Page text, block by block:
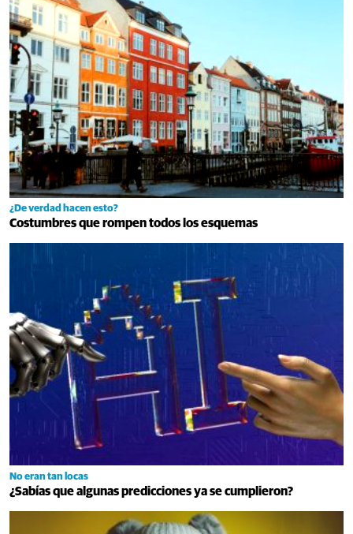
¿De verdad hacen esto?
Costumbres que rompen todos los esquemas
No eran tan locas
¿Sabías que algunas predicciones ya se cumplieron?